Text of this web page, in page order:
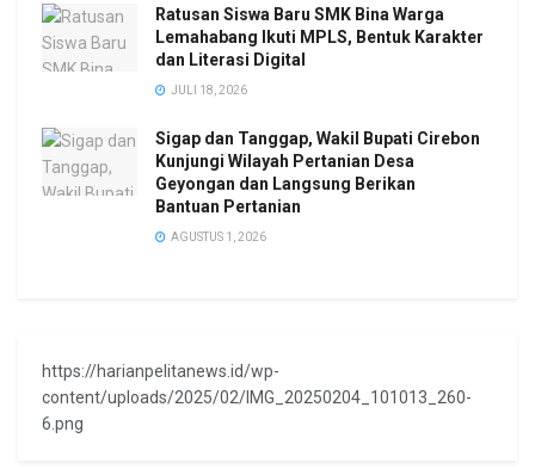
Ratusan Siswa Baru SMK Bina Warga
Lemahabang Ikuti MPLS, Bentuk Karakter
dan Literasi Digital
JULI 18, 2026
Sigap dan Tanggap, Wakil Bupati Cirebon
Kunjungi Wilayah Pertanian Desa
Geyongan dan Langsung Berikan
Bantuan Pertanian
AGUSTUS 1, 2026
https://harianpelitanews.id/wp-
content/uploads/2025/02/IMG_20250204_101013_260-
6.png